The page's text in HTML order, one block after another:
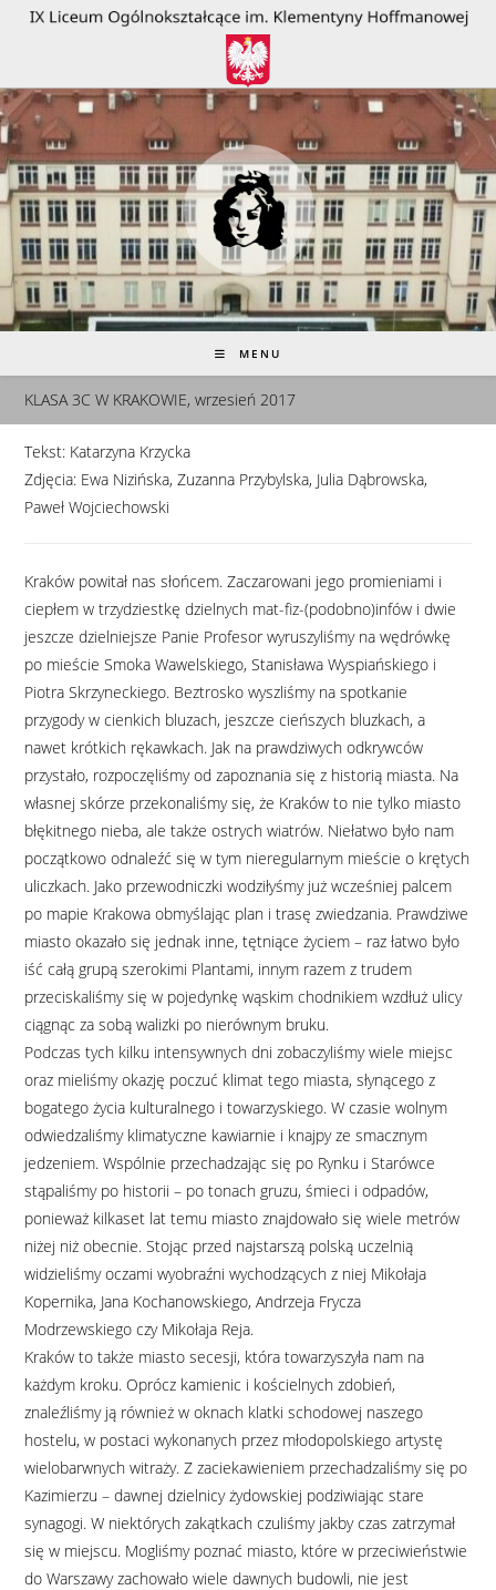
treści
MENU
KLASA 3C W KRAKOWIE, wrzesień 2017
Tekst: Katarzyna Krzycka
Zdjęcia: Ewa Nizińska, Zuzanna Przybylska, Julia Dąbrowska,
Paweł Wojciechowski
Kraków powitał nas słońcem. Zaczarowani jego promieniami i
ciepłem w trzydziestkę dzielnych mat-fiz-(podobno)infów i dwie
jeszcze dzielniejsze Panie Profesor wyruszyliśmy na wędrówkę
po mieście Smoka Wawelskiego, Stanisława Wyspiańskiego i
Piotra Skrzyneckiego. Beztrosko wyszliśmy na spotkanie
przygody w cienkich bluzach, jeszcze cieńszych bluzkach, a
nawet krótkich rękawkach. Jak na prawdziwych odkrywców
przystało, rozpoczęliśmy od zapoznania się z historią miasta. Na
własnej skórze przekonaliśmy się, że Kraków to nie tylko miasto
błękitnego nieba, ale także ostrych wiatrów. Niełatwo było nam
początkowo odnaleźć się w tym nieregularnym mieście o krętych
uliczkach. Jako przewodniczki wodziłyśmy już wcześniej palcem
po mapie Krakowa obmyślając plan i trasę zwiedzania. Prawdziwe
miasto okazało się jednak inne, tętniące życiem – raz łatwo było
iść całą grupą szerokimi Plantami, innym razem z trudem
przeciskaliśmy się w pojedynkę wąskim chodnikiem wzdłuż ulicy
ciągnąc za sobą walizki po nierównym bruku.
Podczas tych kilku intensywnych dni zobaczyliśmy wiele miejsc
oraz mieliśmy okazję poczuć klimat tego miasta, słynącego z
bogatego życia kulturalnego i towarzyskiego. W czasie wolnym
odwiedzaliśmy klimatyczne kawiarnie i knajpy ze smacznym
jedzeniem. Wspólnie przechadzając się po Rynku i Starówce
stąpaliśmy po historii – po tonach gruzu, śmieci i odpadów,
ponieważ kilkaset lat temu miasto znajdowało się wiele metrów
niżej niż obecnie. Stojąc przed najstarszą polską uczelnią
widzieliśmy oczami wyobraźni wychodzących z niej Mikołaja
Kopernika, Jana Kochanowskiego, Andrzeja Frycza
Modrzewskiego czy Mikołaja Reja.
Kraków to także miasto secesji, która towarzyszyła nam na
każdym kroku. Oprócz kamienic i kościelnych zdobień,
znaleźliśmy ją również w oknach klatki schodowej naszego
hostelu, w postaci wykonanych przez młodopolskiego artystę
wielobarwnych witraży. Z zaciekawieniem przechadzaliśmy się po
Kazimierzu – dawnej dzielnicy żydowskiej podziwiając stare
synagogi. W niektórych zakątkach czuliśmy jakby czas zatrzymał
się w miejscu. Mogliśmy poznać miasto, które w przeciwieństwie
do Warszawy zachowało wiele dawnych budowli, nie jest